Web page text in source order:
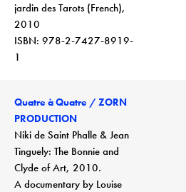
jardin des Tarots (French),
2010
ISBN: 978-2-7427-8919-
1
Quatre à Quatre / ZORN
PRODUCTION
Niki de Saint Phalle & Jean
Tinguely: The Bonnie and
Clyde of Art, 2010.
A documentary by Louise